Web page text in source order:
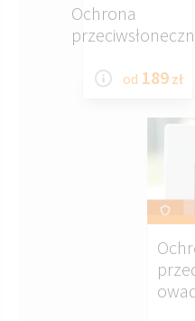
Ochrona
od 189 zł